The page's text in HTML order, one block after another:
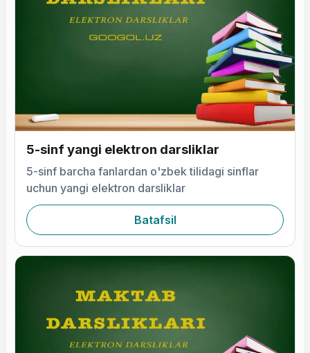
5-sinf yangi elektron darsliklar
5-sinf barcha fanlardan o'zbek tilidagi sinflar
uchun yangi elektron darsliklar
Batafsil